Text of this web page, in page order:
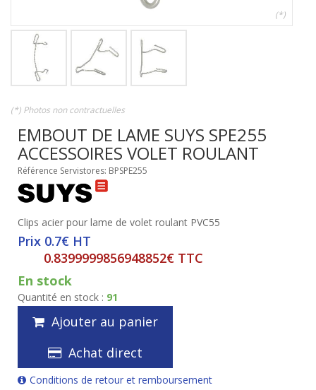
(*)
(*) Photos non contractuelles
EMBOUT DE LAME SUYS SPE255
ACCESSOIRES VOLET ROULANT
Référence Servistores: BPSPE255
Clips acier pour lame de volet roulant PVC55
Prix 0.7€ HT
0.8399999856948852€ TTC
En stock
Quantité en stock : 91
Ajouter au panier
Achat direct
Conditions de retour et remboursement